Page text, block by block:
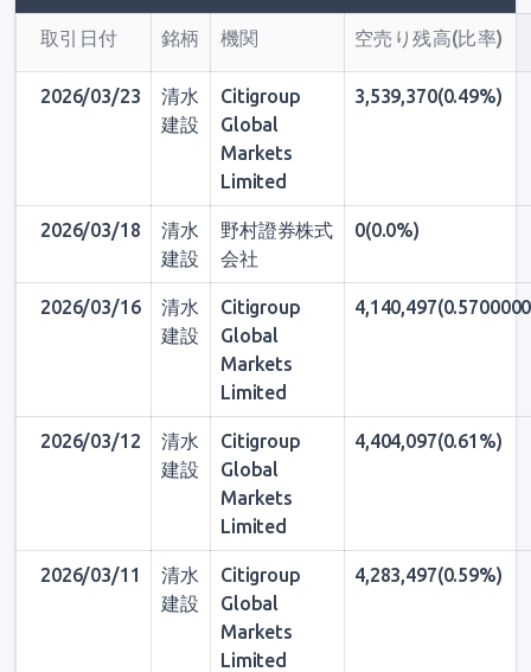
取引日付 銘柄 機関 空売り残高(比率)
2026/03/23
清水
建設
Citigroup
Global
Markets
Limited
3,539,370(0.49%)
2026/03/18
清水
建設
野村證券株式
会社
0(0.0%)
2026/03/16
清水
建設
Citigroup
Global
Markets
Limited
2026/03/12
清水
建設
Citigroup
Global
Markets
Limited
4,404,097(0.61%)
2026/03/11
清水
建設
Citigroup
Global
Markets
Limited
4,283,497(0.59%)